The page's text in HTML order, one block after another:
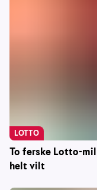
To ferske Lotto-
helt vilt
LOTTO